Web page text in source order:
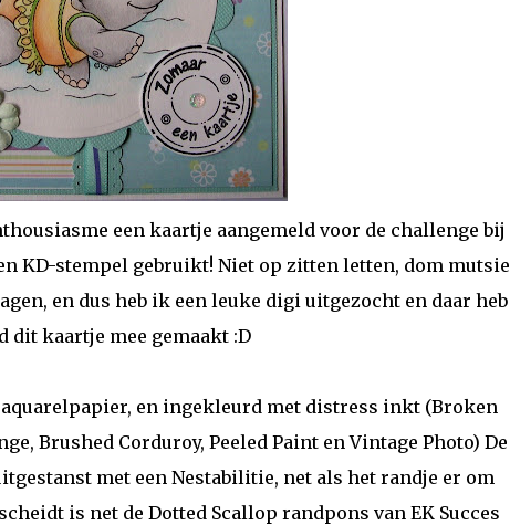
een kaartje aangemeld voor de challenge bij
KD-stempel gebruikt! Niet op zitten letten, dom mutsie
en dus heb ik een leuke digi uitgezocht en daar heb
dit kaartje mee gemaakt :D
en ingekleurd met distress inkt (Broken
Brushed Corduroy, Peeled Paint en Vintage Photo) De
met een Nestabilitie, net als het randje er om
is net de Dotted Scallop randpons van EK Succes